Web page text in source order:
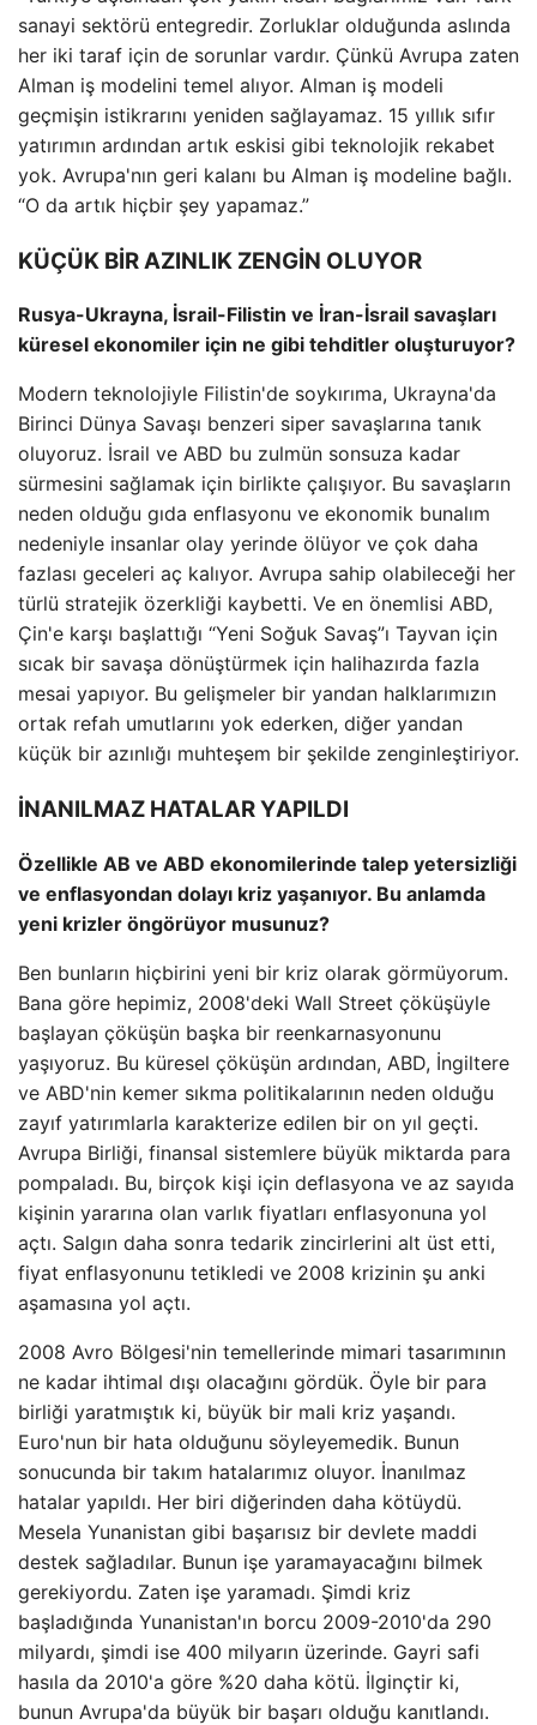
sanayi sektörü entegredir. Zorluklar olduğunda aslında
her iki taraf için de sorunlar vardır. Çünkü Avrupa zaten
Alman iş modelini temel alıyor. Alman iş modeli
geçmişin istikrarını yeniden sağlayamaz. 15 yıllık sıfır
yatırımın ardından artık eskisi gibi teknolojik rekabet
yok. Avrupa'nın geri kalanı bu Alman iş modeline bağlı.
“O da artık hiçbir şey yapamaz.”
KÜÇÜK BİR AZINLIK ZENGİN OLUYOR
Rusya-Ukrayna, İsrail-Filistin ve İran-İsrail savaşları
küresel ekonomiler için ne gibi tehditler oluşturuyor?
Modern teknolojiyle Filistin'de soykırıma, Ukrayna'da
Birinci Dünya Savaşı benzeri siper savaşlarına tanık
oluyoruz. İsrail ve ABD bu zulmün sonsuza kadar
sürmesini sağlamak için birlikte çalışıyor. Bu savaşların
neden olduğu gıda enflasyonu ve ekonomik bunalım
nedeniyle insanlar olay yerinde ölüyor ve çok daha
fazlası geceleri aç kalıyor. Avrupa sahip olabileceği her
türlü stratejik özerkliği kaybetti. Ve en önemlisi ABD,
Çin'e karşı başlattığı “Yeni Soğuk Savaş”ı Tayvan için
sıcak bir savaşa dönüştürmek için halihazırda fazla
mesai yapıyor. Bu gelişmeler bir yandan halklarımızın
ortak refah umutlarını yok ederken, diğer yandan
küçük bir azınlığı muhteşem bir şekilde zenginleştiriyor.
İNANILMAZ HATALAR YAPILDI
Özellikle AB ve ABD ekonomilerinde talep yetersizliği
ve enflasyondan dolayı kriz yaşanıyor. Bu anlamda
yeni krizler öngörüyor musunuz?
Ben bunların hiçbirini yeni bir kriz olarak görmüyorum.
Bana göre hepimiz, 2008'deki Wall Street çöküşüyle ​​
başlayan çöküşün başka bir reenkarnasyonunu
yaşıyoruz. Bu küresel çöküşün ardından, ABD, İngiltere
ve ABD'nin kemer sıkma politikalarının neden olduğu
zayıf yatırımlarla karakterize edilen bir on yıl geçti.
Avrupa Birliği, finansal sistemlere büyük miktarda para
pompaladı. Bu, birçok kişi için deflasyona ve az sayıda
kişinin yararına olan varlık fiyatları enflasyonuna yol
açtı. Salgın daha sonra tedarik zincirlerini alt üst etti,
fiyat enflasyonunu tetikledi ve 2008 krizinin şu anki
aşamasına yol açtı.
2008 Avro Bölgesi'nin temellerinde mimari tasarımının
ne kadar ihtimal dışı olacağını gördük. Öyle bir para
birliği yaratmıştık ki, büyük bir mali kriz yaşandı.
Euro'nun bir hata olduğunu söyleyemedik. Bunun
sonucunda bir takım hatalarımız oluyor. İnanılmaz
hatalar yapıldı. Her biri diğerinden daha kötüydü.
Mesela Yunanistan gibi başarısız bir devlete maddi
destek sağladılar. Bunun işe yaramayacağını bilmek
gerekiyordu. Zaten işe yaramadı. Şimdi kriz
başladığında Yunanistan'ın borcu 2009-2010'da 290
milyardı, şimdi ise 400 milyarın üzerinde. Gayri safi
hasıla da 2010'a göre %20 daha kötü. İlginçtir ki,
bunun Avrupa'da büyük bir başarı olduğu kanıtlandı.